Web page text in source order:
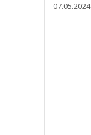
07.05.2024